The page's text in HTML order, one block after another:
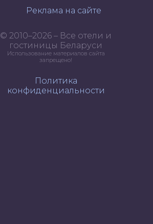
Реклама на сайте
© 2010–2026 – Все отели и
гостиницы Беларуси
Использование материалов сайта
запрещено!
Политика
конфиденциальности